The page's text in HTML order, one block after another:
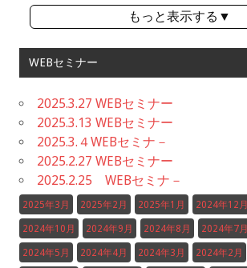
もっと表示する▼
WEBセミナー
2025.3.27 WEBセミナー
2025.3.13 WEBセミナー
2025.3.４WEBセミナ－
2025.2.27 WEBセミナー
2025.2.25 WEBセミナ－
2025年3月 2025年2月 2025年1月 2024年12月
2024年10月 2024年9月 2024年8月 2024年7月
2024年5月 2024年4月 2024年3月 2024年2月